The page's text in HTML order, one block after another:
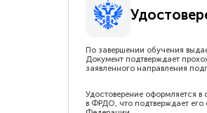
По завершении обучения
Документ подтверждает
заявленного направления
Удостоверение оформляется в
в ФРДО, что подтверждает